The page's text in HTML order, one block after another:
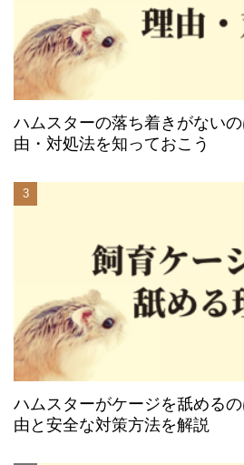
ハムスターの落ち着きがない
由・対処法を知っておこう
ハムスターがケージを舐める
由と安全な対策方法を解説